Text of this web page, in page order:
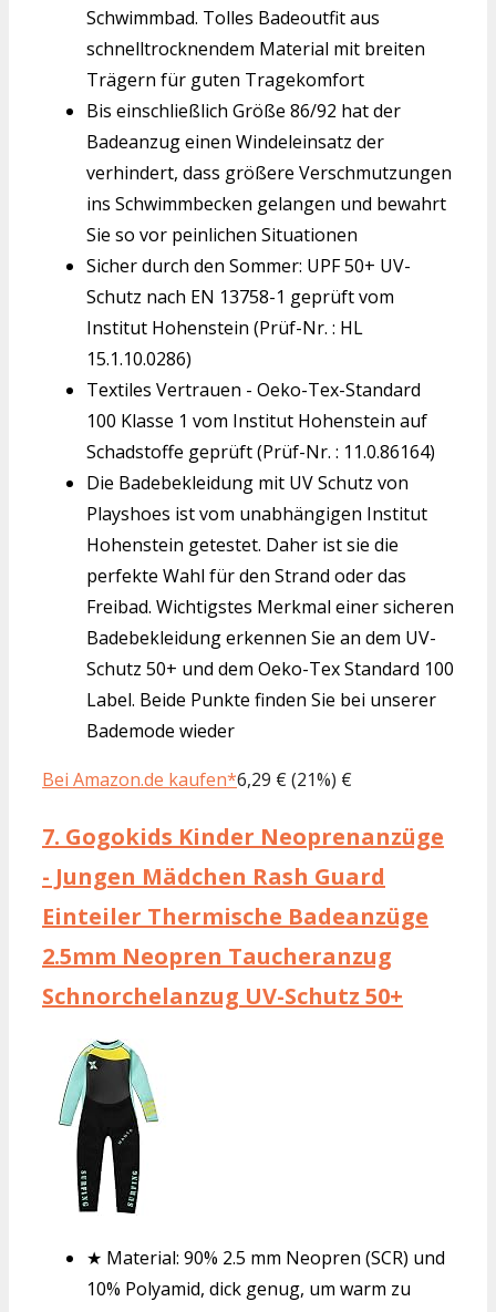
Schwimmbad. Tolles Badeoutfit aus
schnelltrocknendem Material mit breiten
Trägern für guten Tragekomfort
Bis einschließlich Größe 86/92 hat der
Badeanzug einen Windeleinsatz der
verhindert, dass größere Verschmutzungen
ins Schwimmbecken gelangen und bewahrt
Sie so vor peinlichen Situationen
Sicher durch den Sommer: UPF 50+ UV-
Schutz nach EN 13758-1 geprüft vom
Institut Hohenstein (Prüf-Nr. : HL
15.1.10.0286)
Textiles Vertrauen - Oeko-Tex-Standard
100 Klasse 1 vom Institut Hohenstein auf
Schadstoffe geprüft (Prüf-Nr. : 11.0.86164)
Die Badebekleidung mit UV Schutz von
Playshoes ist vom unabhängigen Institut
Hohenstein getestet. Daher ist sie die
perfekte Wahl für den Strand oder das
Freibad. Wichtigstes Merkmal einer sicheren
Badebekleidung erkennen Sie an dem UV-
Schutz 50+ und dem Oeko-Tex Standard 100
Label. Beide Punkte finden Sie bei unserer
Bademode wieder
Bei Amazon.de kaufen*6,29 € (21%) €
7. Gogokids Kinder Neoprenanzüge
- Jungen Mädchen Rash Guard
Einteiler Thermische Badeanzüge
2.5mm Neopren Taucheranzug
Schnorchelanzug UV-Schutz 50+
★ Material: 90% 2.5 mm Neopren (SCR) und
10% Polyamid, dick genug, um warm zu